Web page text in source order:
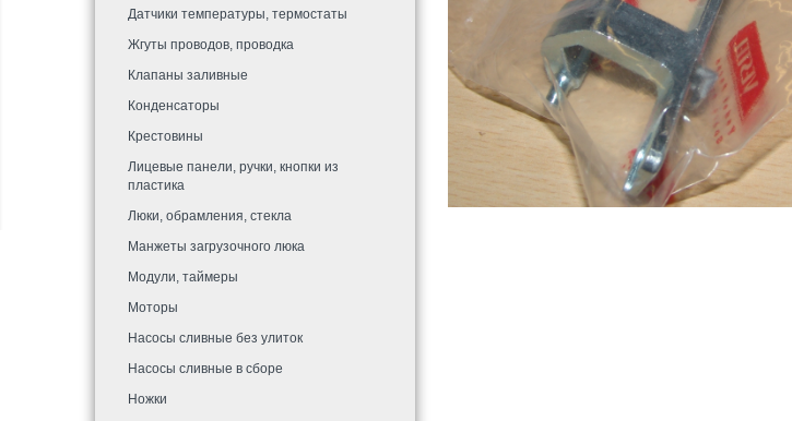
Датчики температуры, термостаты
Жгуты проводов, проводка
Клапаны заливные
Конденсаторы
Крестовины
Лицевые панели, ручки, кнопки из
пластика
Люки, обрамления, стекла
Манжеты загрузочного люка
Модули, таймеры
Моторы
Насосы сливные без улиток
Насосы сливные в сборе
Ножки